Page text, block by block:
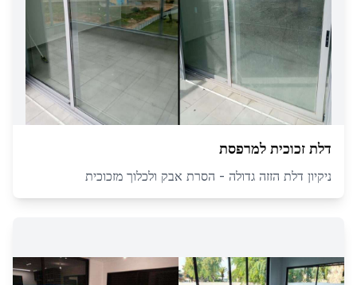
דלת זכוכית למרפסת
ניקיון דלת הזזה גדולה - הסרת אבק ולכלוך מזכוכית